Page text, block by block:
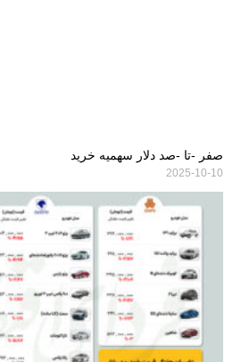
صفر -تا -صد دلار سهمیه خرید
2025-10-10